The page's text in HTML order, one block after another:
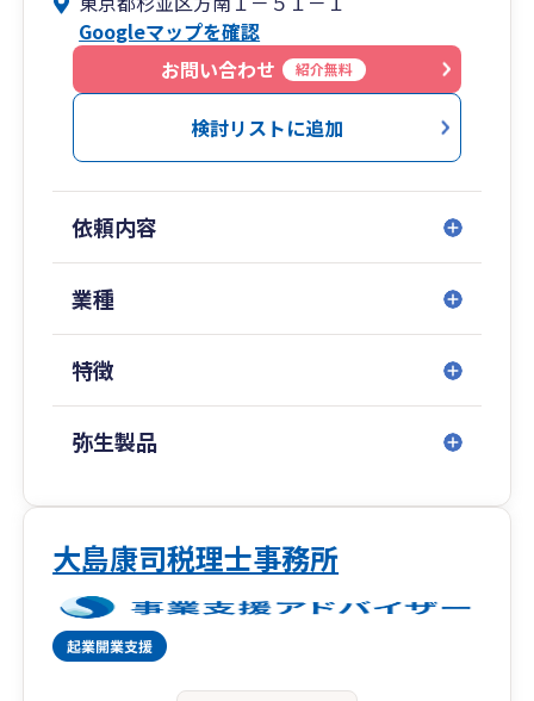
ポリシーにお客様のビジネスパートナーの一員と
して様々な場面で様々な付加価値を提供し、ひい
ては皆さまの幸せに貢献できるよう全力で取り組
んでまいります。
特にお困り事が多い、開業・設立関係や自計化に
く対応しておりますので、まずはぜひお気軽にご
相談ください。
関係法令の遵守を両立する、実践的な業務体制の
構築およびマニュアル作成も含めた運用が得意で
す。業務効率化は皆さまの時間とお金の節約とな
Googleマップを確認
お問い合わせ
紹介無料
検討リストに追加
依頼内容
業種
特徴
弥生製品
大島康司税理士事務所